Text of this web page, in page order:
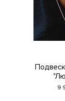
Подвеска на шнуре
9